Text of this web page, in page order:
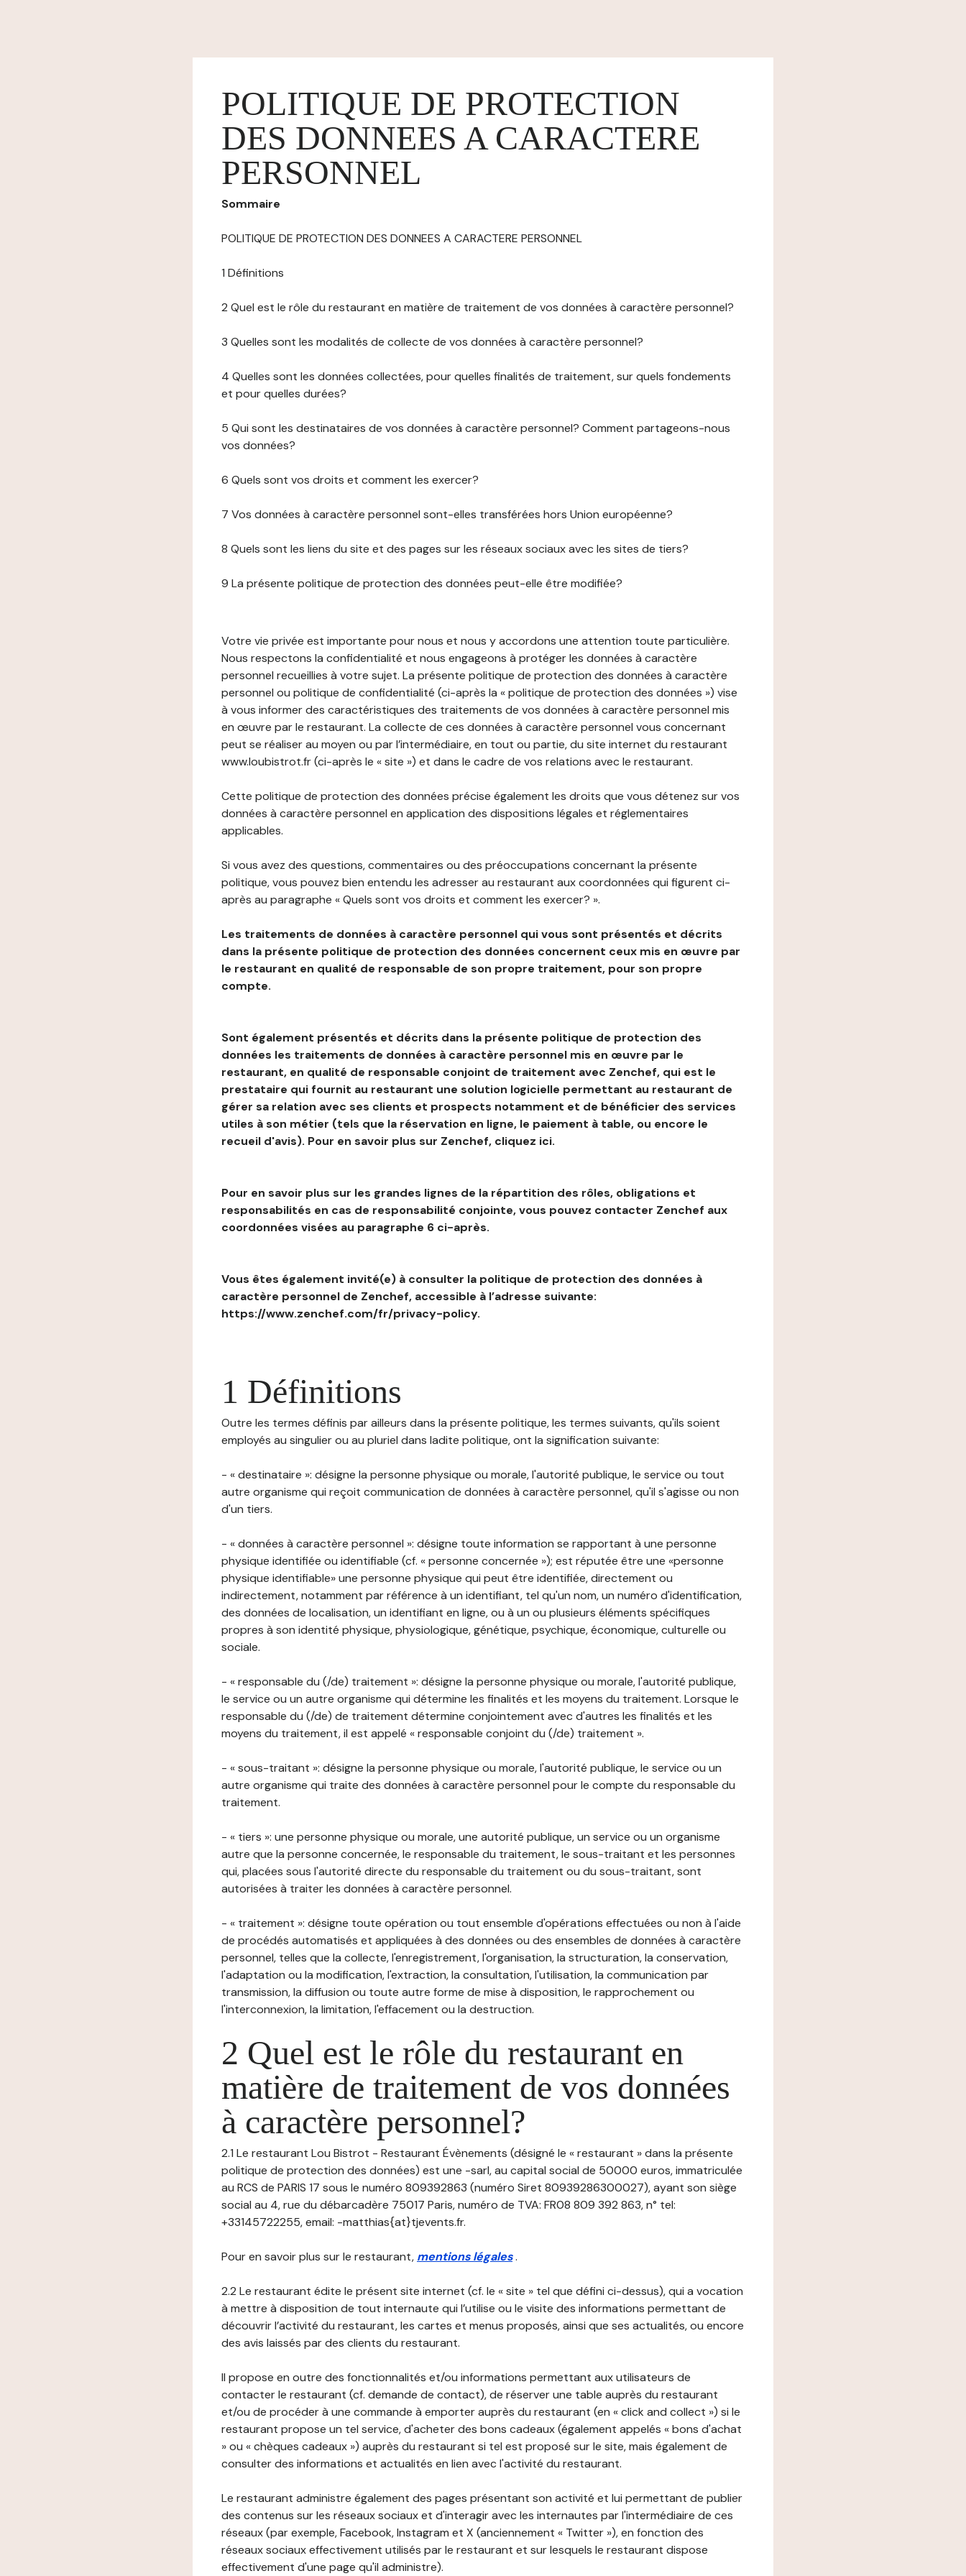
POLITIQUE DE PROTECTION
DES DONNEES A CARACTERE
PERSONNEL
Sommaire
POLITIQUE DE PROTECTION DES DONNEES A CARACTERE PERSONNEL
1 Définitions
2 Quel est le rôle du restaurant en matière de traitement de vos données à caractère personnel?
3 Quelles sont les modalités de collecte de vos données à caractère personnel?
4 Quelles sont les données collectées, pour quelles finalités de traitement, sur quels fondements
et pour quelles durées?
5 Qui sont les destinataires de vos données à caractère personnel? Comment partageons-nous
vos données?
6 Quels sont vos droits et comment les exercer?
7 Vos données à caractère personnel sont-elles transférées hors Union européenne?
8 Quels sont les liens du site et des pages sur les réseaux sociaux avec les sites de tiers?
9 La présente politique de protection des données peut-elle être modifiée?
Votre vie privée est importante pour nous et nous y accordons une attention toute particulière.
Nous respectons la confidentialité et nous engageons à protéger les données à caractère
personnel recueillies à votre sujet. La présente politique de protection des données à caractère
personnel ou politique de confidentialité (ci-après la « politique de protection des données ») vise
à vous informer des caractéristiques des traitements de vos données à caractère personnel mis
en œuvre par le restaurant. La collecte de ces données à caractère personnel vous concernant
peut se réaliser au moyen ou par l’intermédiaire, en tout ou partie, du site internet du restaurant
www.loubistrot.fr (ci-après le « site ») et dans le cadre de vos relations avec le restaurant.
Cette politique de protection des données précise également les droits que vous détenez sur vos
données à caractère personnel en application des dispositions légales et réglementaires
applicables.
Si vous avez des questions, commentaires ou des préoccupations concernant la présente
politique, vous pouvez bien entendu les adresser au restaurant aux coordonnées qui figurent ci-
après au paragraphe « Quels sont vos droits et comment les exercer? ».
Les traitements de données à caractère personnel qui vous sont présentés et décrits
dans la présente politique de protection des données concernent ceux mis en œuvre par
le restaurant en qualité de responsable de son propre traitement, pour son propre
compte.
Sont également présentés et décrits dans la présente politique de protection des
données les traitements de données à caractère personnel mis en œuvre par le
restaurant, en qualité de responsable conjoint de traitement avec Zenchef, qui est le
prestataire qui fournit au restaurant une solution logicielle permettant au restaurant de
gérer sa relation avec ses clients et prospects notamment et de bénéficier des services
utiles à son métier (tels que la réservation en ligne, le paiement à table, ou encore le
recueil d'avis). Pour en savoir plus sur Zenchef, cliquez ici.
Pour en savoir plus sur les grandes lignes de la répartition des rôles, obligations et
responsabilités en cas de responsabilité conjointe, vous pouvez contacter Zenchef aux
coordonnées visées au paragraphe 6 ci-après.
Vous êtes également invité(e) à consulter la politique de protection des données à
caractère personnel de Zenchef, accessible à l’adresse suivante:
https://www.zenchef.com/fr/privacy-policy.
1 Définitions
Outre les termes définis par ailleurs dans la présente politique, les termes suivants, qu'ils soient
employés au singulier ou au pluriel dans ladite politique, ont la signification suivante:
- « destinataire »: désigne la personne physique ou morale, l'autorité publique, le service ou tout
autre organisme qui reçoit communication de données à caractère personnel, qu'il s'agisse ou non
d'un tiers.
- « données à caractère personnel »: désigne toute information se rapportant à une personne
physique identifiée ou identifiable (cf. « personne concernée »); est réputée être une «personne
physique identifiable» une personne physique qui peut être identifiée, directement ou
indirectement, notamment par référence à un identifiant, tel qu'un nom, un numéro d'identification,
des données de localisation, un identifiant en ligne, ou à un ou plusieurs éléments spécifiques
propres à son identité physique, physiologique, génétique, psychique, économique, culturelle ou
sociale.
- « responsable du (/de) traitement »: désigne la personne physique ou morale, l'autorité publique,
le service ou un autre organisme qui détermine les finalités et les moyens du traitement. Lorsque le
responsable du (/de) de traitement détermine conjointement avec d'autres les finalités et les
moyens du traitement, il est appelé « responsable conjoint du (/de) traitement ».
- « sous-traitant »: désigne la personne physique ou morale, l'autorité publique, le service ou un
autre organisme qui traite des données à caractère personnel pour le compte du responsable du
traitement.
- « tiers »: une personne physique ou morale, une autorité publique, un service ou un organisme
autre que la personne concernée, le responsable du traitement, le sous-traitant et les personnes
qui, placées sous l'autorité directe du responsable du traitement ou du sous-traitant, sont
autorisées à traiter les données à caractère personnel.
- « traitement »: désigne toute opération ou tout ensemble d'opérations effectuées ou non à l'aide
de procédés automatisés et appliquées à des données ou des ensembles de données à caractère
personnel, telles que la collecte, l'enregistrement, l'organisation, la structuration, la conservation,
l'adaptation ou la modification, l'extraction, la consultation, l'utilisation, la communication par
transmission, la diffusion ou toute autre forme de mise à disposition, le rapprochement ou
l'interconnexion, la limitation, l'effacement ou la destruction.
2 Quel est le rôle du restaurant en
matière de traitement de vos données
à caractère personnel?
2.1 Le restaurant Lou Bistrot - Restaurant Évènements (désigné le « restaurant » dans la présente
politique de protection des données) est une -sarl, au capital social de 50000 euros, immatriculée
au RCS de PARIS 17 sous le numéro 809392863 (numéro Siret 80939286300027), ayant son siège
social au 4, rue du débarcadère 75017 Paris, numéro de TVA: FR08 809 392 863, n° tel:
+33145722255, email: -matthias{at}tjevents.fr.
Pour en savoir plus sur le restaurant, mentions légales.
2.2 Le restaurant édite le présent site internet (cf. le « site » tel que défini ci-dessus), qui a vocation
à mettre à disposition de tout internaute qui l’utilise ou le visite des informations permettant de
découvrir l’activité du restaurant, les cartes et menus proposés, ainsi que ses actualités, ou encore
des avis laissés par des clients du restaurant.
Il propose en outre des fonctionnalités et/ou informations permettant aux utilisateurs de
contacter le restaurant (cf. demande de contact), de réserver une table auprès du restaurant
et/ou de procéder à une commande à emporter auprès du restaurant (en « click and collect ») si le
restaurant propose un tel service, d'acheter des bons cadeaux (également appelés « bons d'achat
» ou « chèques cadeaux ») auprès du restaurant si tel est proposé sur le site, mais également de
consulter des informations et actualités en lien avec l'activité du restaurant.
Le restaurant administre également des pages présentant son activité et lui permettant de publier
des contenus sur les réseaux sociaux et d'interagir avec les internautes par l'intermédiaire de ces
réseaux (par exemple, Facebook, Instagram et X (anciennement « Twitter »), en fonction des
réseaux sociaux effectivement utilisés par le restaurant et sur lesquels le restaurant dispose
effectivement d'une page qu'il administre).